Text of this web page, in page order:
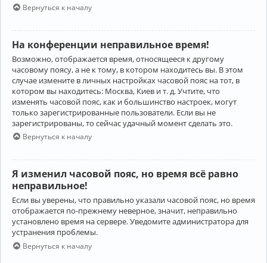
Вернуться к началу
На конференции неправильное время!
Возможно, отображается время, относящееся к другому
часовому поясу, а не к тому, в котором находитесь вы. В этом
случае измените в личных настройках часовой пояс на тот, в
котором вы находитесь: Москва, Киев и т. д. Учтите, что
изменять часовой пояс, как и большинство настроек, могут
только зарегистрированные пользователи. Если вы не
зарегистрированы, то сейчас удачный момент сделать это.
Вернуться к началу
Я изменил часовой пояс, но время всё равно
неправильное!
Если вы уверены, что правильно указали часовой пояс, но время
отображается по-прежнему неверное, значит, неправильно
установлено время на сервере. Уведомите администратора для
устранения проблемы.
Вернуться к началу